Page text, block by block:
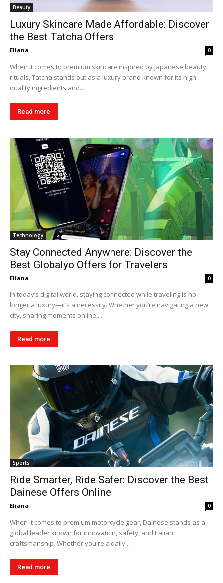
Beauty
Luxury Skincare Made Affordable: Discover
the Best Tatcha Offers
Eliana 0
When it comes to premium skincare inspired by Japanese beauty
rituals, Tatcha stands out as a luxury brand known for its high-
quality ingredients and...
Read more
Technology
Stay Connected Anywhere: Discover the
Best Globalyo Offers for Travelers
Eliana 0
In today’s digital world, staying connected while traveling is no
longer a luxury—it’s a necessity. Whether you’re navigating a new
city, sharing moments online,...
Read more
Sports
Ride Smarter, Ride Safer: Discover the Best
Dainese Offers Online
Eliana 0
When it comes to premium motorcycle gear, Dainese stands as a
global leader known for innovation, safety, and Italian
craftsmanship. Whether you're a daily...
Read more